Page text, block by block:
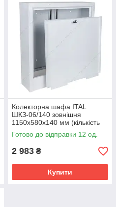
Колекторна шафа ITAL
ШКЗ-06/140 зовнішня
1150x580x140 мм (кількість
контурів: 12+)
Готово до відправки 12 од.
2 983 ₴
Купити